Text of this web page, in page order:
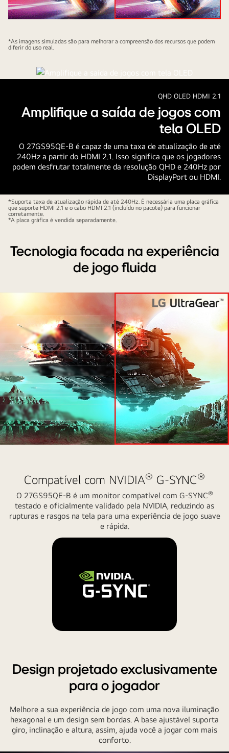
*As imagens simuladas são para melhorar a compreensão dos recursos que podem
diferir do uso real.
QHD OLED HDMI 2.1
Amplifique a saída de jogos com
tela OLED
O 27GS95QE-B é capaz de uma taxa de atualização de até
240Hz a partir do HDMI 2.1. Isso significa que os jogadores
podem desfrutar totalmente da resolução QHD e 240Hz por
DisplayPort ou HDMI.
*Suporta taxa de atualização rápida de até 240Hz. É necessária uma placa gráfica
que suporte HDMI 2.1 e o cabo HDMI 2.1 (incluído no pacote) para funcionar
corretamente.
*A placa gráfica é vendida separadamente.
Tecnologia focada na experiência
de jogo fluida
experiência
fluida
Compatível com NVIDIA® G-SYNC®
O 27GS95QE-B é um monitor compatível com G-SYNC®
testado e oficialmente validado pela NVIDIA, reduzindo as
rupturas e rasgos na tela para uma experiência de jogo suave
e rápida.
Design projetado exclusivamente
para o jogador
Melhore a sua experiência de jogo com uma nova iluminação
hexagonal e um design sem bordas. A base ajustável suporta
giro, inclinação e altura, assim, ajuda você a jogar com mais
conforto.